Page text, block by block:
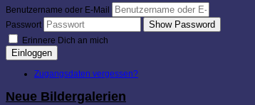
Benutzername oder E-Mail
Passwort
Show Password
Erinnere Dich an mich
Einloggen
Zugangsdaten vergessen?
Neue Bildergalerien